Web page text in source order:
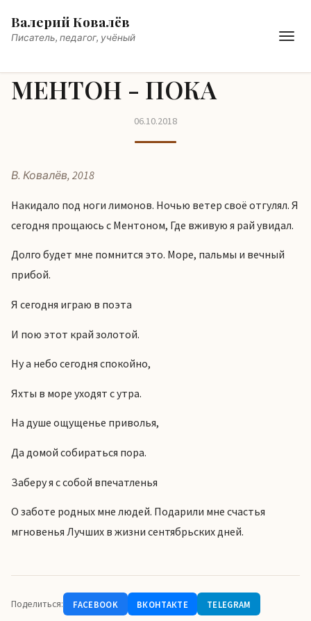
Валерий Ковалёв
Писатель, педагог, учёный
МЕНТОН - ПОКА
06.10.2018
В. Ковалёв, 2018
Накидало под ноги лимонов. Ночью ветер своё отгулял. Я
сегодня прощаюсь с Ментоном, Где вживую я рай увидал.
Долго будет мне помнится это. Море, пальмы и вечный
прибой.
Я сегодня играю в поэта
И пою этот край золотой.
Ну а небо сегодня спокойно,
Яхты в море уходят с утра.
На душе ощущенье приволья,
Да домой собираться пора.
Заберу я с собой впечатленья
О заботе родных мне людей. Подарили мне счастья
мгновенья Лучших в жизни сентябрьских дней.
Поделиться: FACEBOOK ВКОНТАКТЕ TELEGRAM